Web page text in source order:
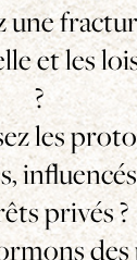
une
et les
?
les
privés ?